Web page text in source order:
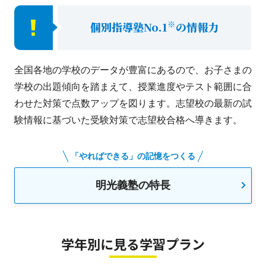
個別指導塾No.1 ※の情報力
全国各地の学校のデータが豊富にあるので、お子さまの
学校の出題傾向を踏まえて、授業進度やテスト範囲に合
わせた対策で点数アップを図ります。志望校の最新の試
験情報に基づいた受験対策で志望校合格へ導きます。
「やればできる」の記憶をつくる
明光義塾の特長
学年別に見る学習プラン